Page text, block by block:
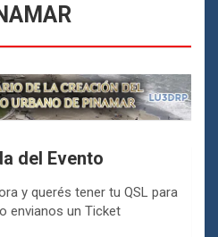
del Evento
y querés tener tu QSL para
envianos un Ticket